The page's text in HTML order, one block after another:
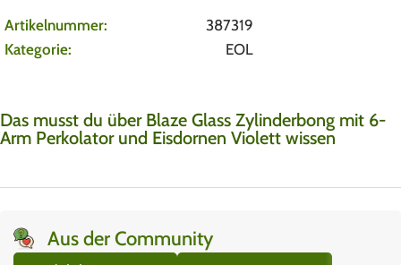
Artikelnummer:
387319
Kategorie:
EOL
Das musst du über Blaze Glass Zylinderbong mit 6-
Arm Perkolator und Eisdornen Violett wissen
Aus der Community